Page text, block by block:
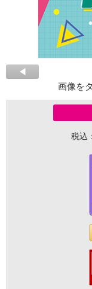
画像を
税込：